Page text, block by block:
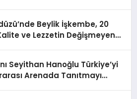
Beylik İşkembe, 20
ve Lezzetin Değişmeyen
Seyithan Hanoğlu Türkiye’yi
Arenada Tanıtmayı